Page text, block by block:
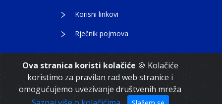
Ova stranica koristi kolačiće 🍪 Kolačiće
koristimo za pravilan rad web stranice i
omogućujemo uvezivanje društvenih mreža
Korisni linkovi
Rječnik pojmova
Copyright 2021. Vlada Federacije Bosne i
Hercegovine